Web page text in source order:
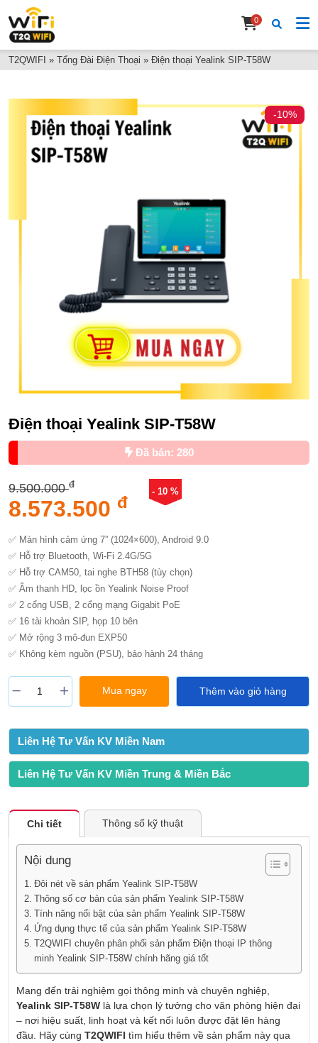
0
T2QWIFI » Tổng Đài Điện Thoại » Điện thoại Yealink SIP-T58W
-10%
Điện thoại Yealink SIP-T58W
Đã bán: 280
9.500.000đ
8.573.500 đ
- 10 %
✅ Màn hình cảm ứng 7” (1024×600), Android 9.0
✅ Hỗ trợ Bluetooth, Wi-Fi 2.4G/5G
✅ Hỗ trợ CAM50, tai nghe BTH58 (tùy chọn)
✅ Âm thanh HD, lọc ồn Yealink Noise Proof
✅ 2 cổng USB, 2 cổng mạng Gigabit PoE
✅ 16 tài khoản SIP, họp 10 bên
✅ Mở rộng 3 mô-đun EXP50
✅ Không kèm nguồn (PSU), bảo hành 24 tháng
Mua ngay Thêm vào giỏ hàng
Liên Hệ Tư Vấn KV Miền Nam
Liên Hệ Tư Vấn KV Miền Trung & Miền Bắc
Chi tiết Thông số kỹ thuật
Nội dung
Đôi nét về sản phẩm Yealink SIP-T58W
Thông số cơ bản của sản phẩm Yealink SIP-T58W
Tính năng nổi bật của sản phẩm Yealink SIP-T58W
Ứng dụng thực tế của sản phẩm Yealink SIP-T58W
T2QWIFI chuyên phân phối sản phẩm Điện thoại IP thông
minh Yealink SIP-T58W chính hãng giá tốt
Mang đến trải nghiệm gọi thông minh và chuyên nghiệp,
Yealink SIP-T58W là lựa chọn lý tưởng cho văn phòng hiện đại
– nơi hiệu suất, linh hoạt và kết nối luôn được đặt lên hàng
đầu. Hãy cùng T2QWIFI tìm hiểu thêm về sản phẩm này qua